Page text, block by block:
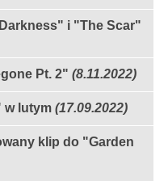
i "The Scar"
Pt. 2" (8.11.2022)
w lutym (17.09.2022)
klip do "Garden